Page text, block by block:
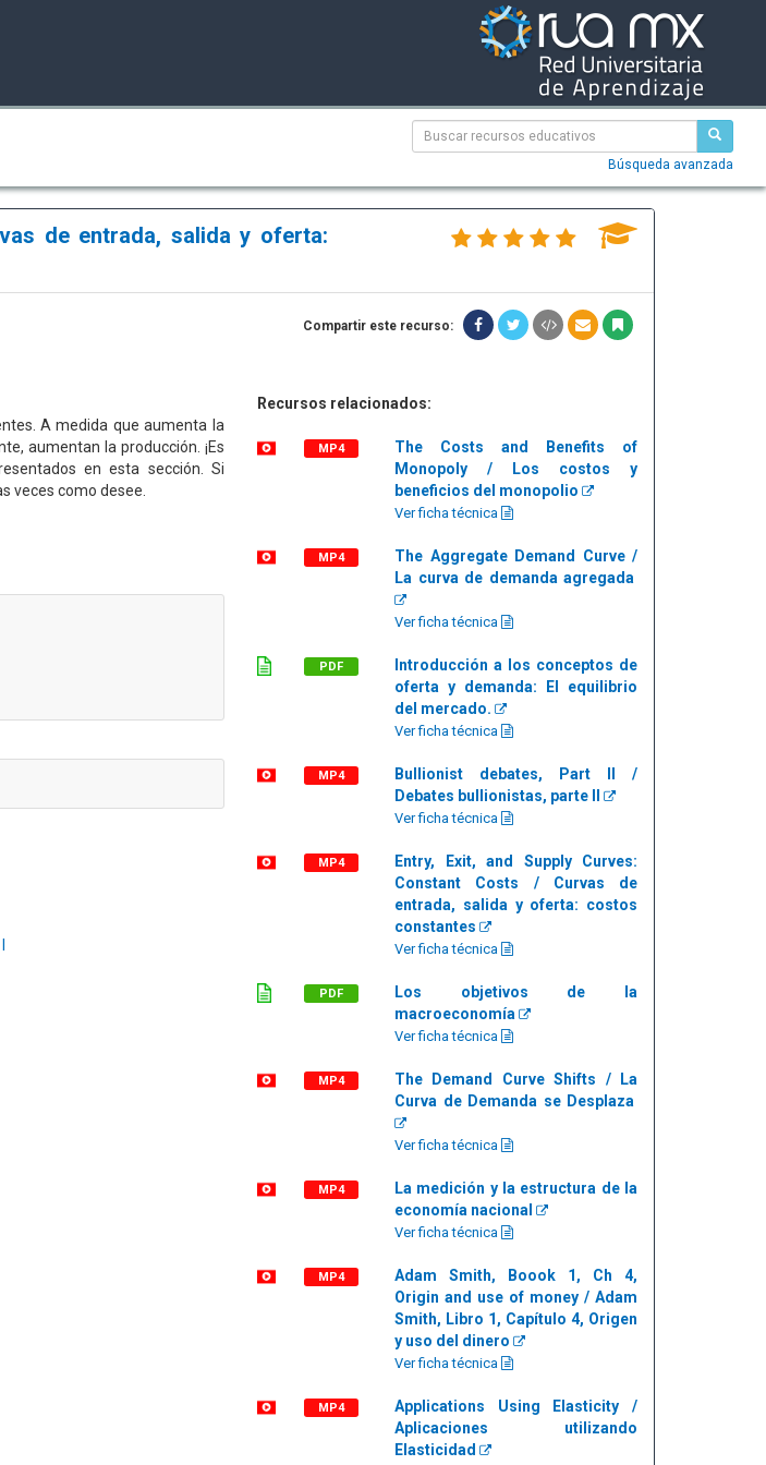
Búsqueda avanzada
de entrada, salida y oferta:
Compartir este recurso:
A medida que aumenta la
aumentan la producción. ¡Es
en esta sección. Si
veces como desee.
Recursos relacionados:
MP4
The Costs and Benefits of
Monopoly / Los costos y
beneficios del monopolio
Ver ficha técnica
MP4
The Aggregate Demand Curve /
La curva de demanda agregada
Ver ficha técnica
PDF
Introducción a los conceptos de
oferta y demanda: El equilibrio
del mercado.
Ver ficha técnica
MP4
Bullionist debates, Part II /
Debates bullionistas, parte II
Ver ficha técnica
MP4
Entry, Exit, and Supply Curves:
Constant Costs / Curvas de
entrada, salida y oferta: costos
constantes
Ver ficha técnica
PDF
Los objetivos de la
macroeconomía
Ver ficha técnica
MP4
The Demand Curve Shifts / La
Curva de Demanda se Desplaza
Ver ficha técnica
MP4
La medición y la estructura de la
economía nacional
Ver ficha técnica
MP4
Adam Smith, Boook 1, Ch 4,
Origin and use of money / Adam
Smith, Libro 1, Capítulo 4, Origen
y uso del dinero
Ver ficha técnica
MP4
Applications Using Elasticity /
Aplicaciones utilizando
Elasticidad